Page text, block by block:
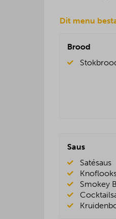
Dit menu
Brood
Saus
Satésaus
Smokey